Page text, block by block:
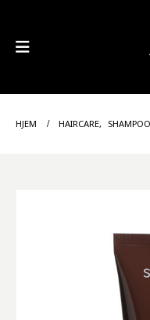
HJEM HAIRCARE, SHAMPOO